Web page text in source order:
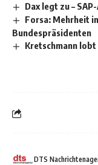
Dax legt zu –
Forsa: Mehrheit
Bundespräsidenten
Kretschmann
DTS